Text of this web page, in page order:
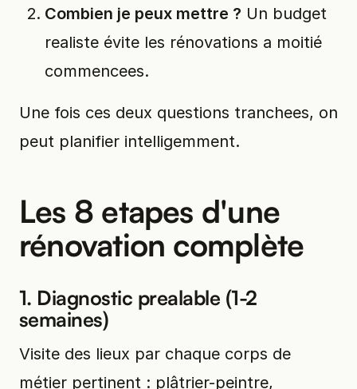
Combien je peux mettre ? Un budget
realiste évite les rénovations a moitié
commencees.
Une fois ces deux questions tranchees, on
peut planifier intelligemment.
Les 8 etapes d'une
rénovation complète
1. Diagnostic prealable (1-2
semaines)
Visite des lieux par chaque corps de
métier pertinent : plâtrier-peintre,